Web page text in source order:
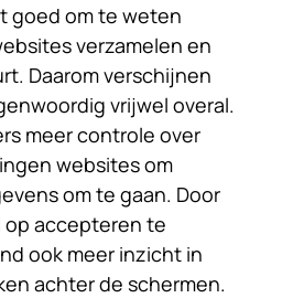
goed om te weten
verzamelen en
Daarom verschijnen
vrijwel overal.
meer controle over
websites om
om te gaan. Door
op accepteren te
ook meer inzicht in
achter de schermen.